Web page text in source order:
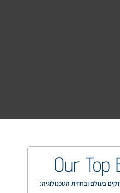
Our Top
בעולם ובחזית הטכנולוגיה: